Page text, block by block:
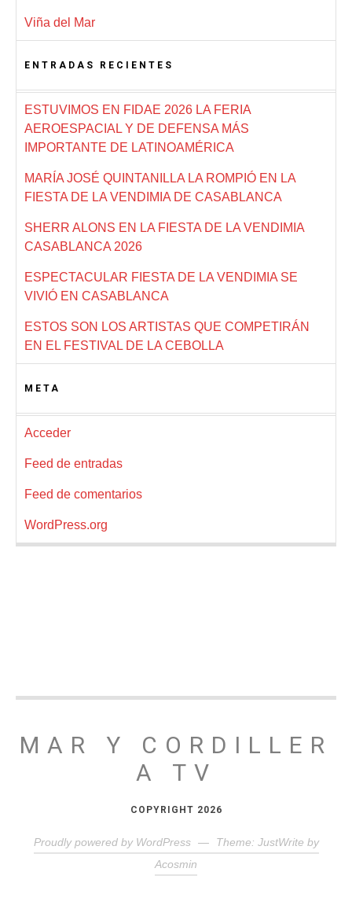
Viña del Mar
ENTRADAS RECIENTES
ESTUVIMOS EN FIDAE 2026 LA FERIA
AEROESPACIAL Y DE DEFENSA MÁS
IMPORTANTE DE LATINOAMÉRICA
MARÍA JOSÉ QUINTANILLA LA ROMPIÓ EN LA
FIESTA DE LA VENDIMIA DE CASABLANCA
SHERR ALONS EN LA FIESTA DE LA VENDIMIA
CASABLANCA 2026
ESPECTACULAR FIESTA DE LA VENDIMIA SE
VIVIÓ EN CASABLANCA
ESTOS SON LOS ARTISTAS QUE COMPETIRÁN
EN EL FESTIVAL DE LA CEBOLLA
META
Acceder
Feed de entradas
Feed de comentarios
WordPress.org
MAR Y CORDILLER
A TV
COPYRIGHT 2026
Proudly powered by WordPress —
Theme: JustWrite by
Acosmin